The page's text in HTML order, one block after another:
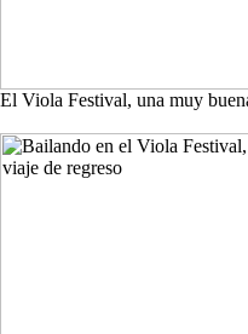
El Viola Festival, una muy